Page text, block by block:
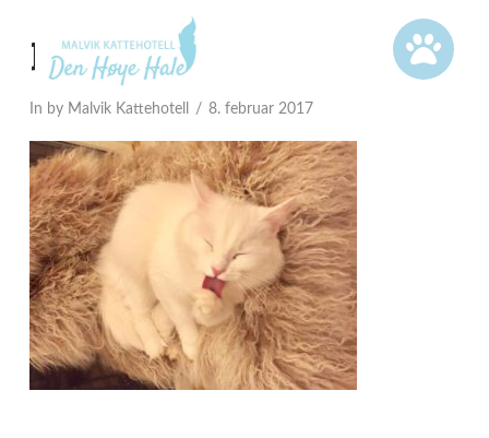
IMG_5680
In by Malvik Kattehotell 8. februar 2017